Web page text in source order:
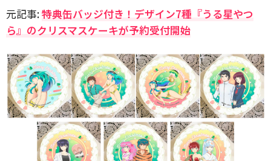
元記事:特典缶バッジ付き！デザイン7種『うる星やつ
ら』のクリスマスケーキが予約受付開始